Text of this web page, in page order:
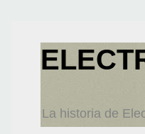
La historia de